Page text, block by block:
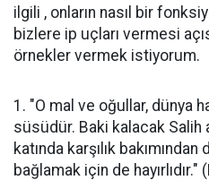
ilgili , onların nasıl bir
bizlere ip uçları vermesi
örnekler vermek istiyorum.
1. "O mal ve oğullar, dünya
süsüdür. Baki kalacak Salih
katında karşılık bakımından
bağlamak için de